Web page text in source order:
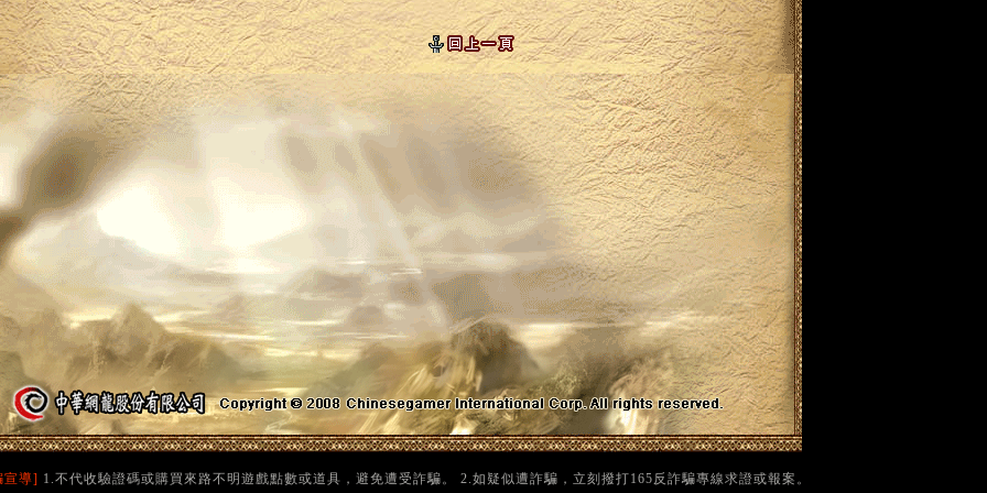
宣導] 1.不代收驗證碼或購買來路不明遊戲點數或道具，避免遭受詐騙。 2.如疑似遭詐騙，立刻撥打165反詐騙專線求證或報案。